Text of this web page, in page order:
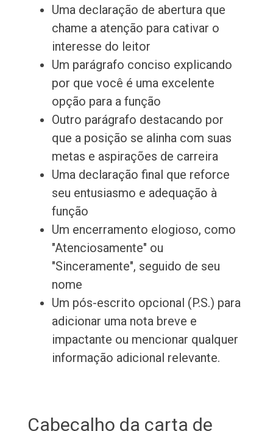
Uma declaração de abertura que
chame a atenção para cativar o
interesse do leitor
Um parágrafo conciso explicando
por que você é uma excelente
opção para a função
Outro parágrafo destacando por
que a posição se alinha com suas
metas e aspirações de carreira
Uma declaração final que reforce
seu entusiasmo e adequação à
função
Um encerramento elogioso, como
"Atenciosamente" ou
"Sinceramente", seguido de seu
nome
Um pós-escrito opcional (P.S.) para
adicionar uma nota breve e
impactante ou mencionar qualquer
informação adicional relevante.
Cabeçalho da carta de